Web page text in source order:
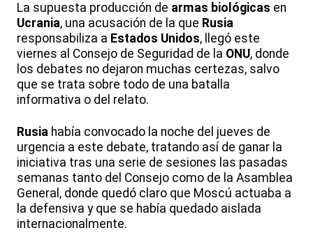
La supuesta producción de armas biológicas en
Ucrania, una acusación de la que Rusia
responsabiliza a Estados Unidos, llegó este
viernes al Consejo de Seguridad de la ONU, donde
los debates no dejaron muchas certezas, salvo
que se trata sobre todo de una batalla
informativa o del relato.
Rusia había convocado la noche del jueves de
urgencia a este debate, tratando así de ganar la
iniciativa tras una serie de sesiones las pasadas
semanas tanto del Consejo como de la Asamblea
General, donde quedó claro que Moscú actuaba a
la defensiva y que se había quedado aislada
internacionalmente.